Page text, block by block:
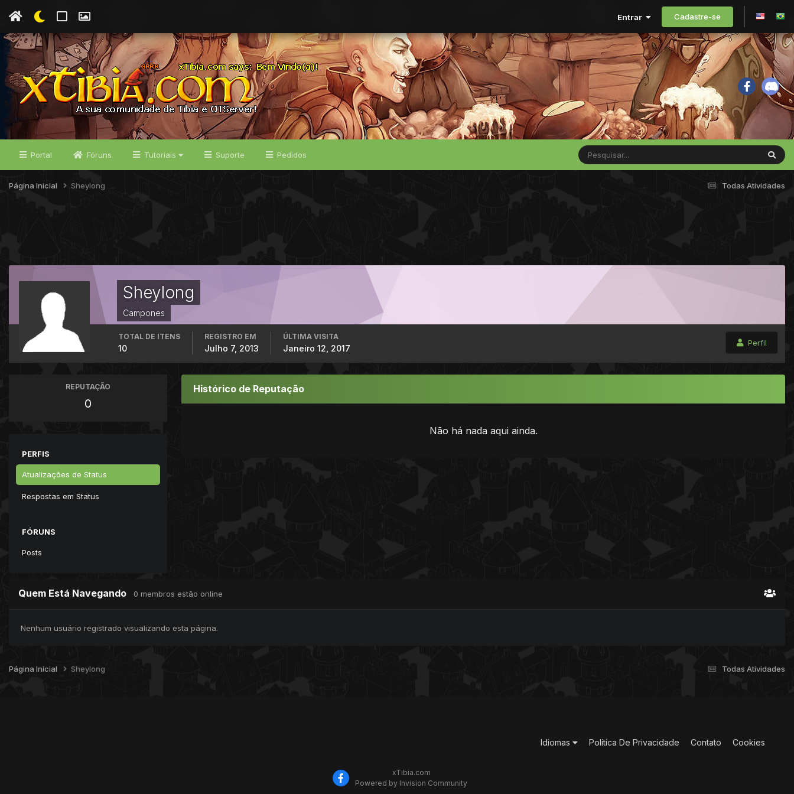
Entrar Cadastre-se
Portal Fóruns Tutoriais Suporte Pedidos
Todas Atividades
Página Inicial Sheylong
Sheylong
Campones
Perfil
TOTAL DE ITENS
10
REGISTRO EM
Julho 7, 2013
ÚLTIMA VISITA
Janeiro 12, 2017
REPUTAÇÃO
0
PERFIS
Atualizações de Status
Respostas em Status
FÓRUNS
Posts
Histórico de Reputação
Não há nada aqui ainda.
Quem Está Navegando 0 membros estão online
Nenhum usuário registrado visualizando esta página.
Todas Atividades
Página Inicial Sheylong
Idiomas Política De Privacidade Contato Cookies
xTibia.com
Powered by Invision Community